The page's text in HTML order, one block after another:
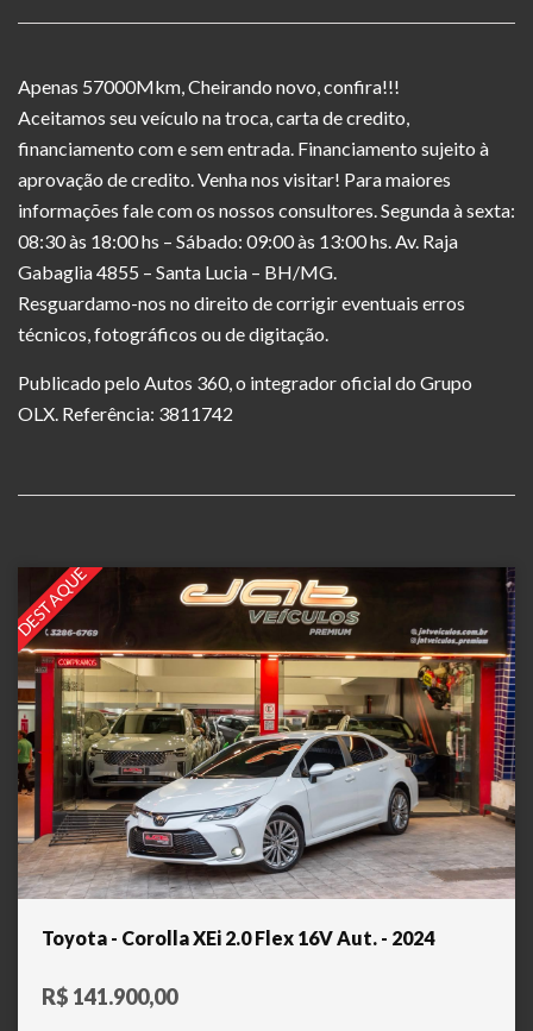
Apenas 57000Mkm, Cheirando novo, confira!!!
Aceitamos seu veículo na troca, carta de credito,
financiamento com e sem entrada. Financiamento sujeito à
aprovação de credito. Venha nos visitar! Para maiores
informações fale com os nossos consultores. Segunda à sexta:
08:30 às 18:00 hs – Sábado: 09:00 às 13:00 hs. Av. Raja
Gabaglia 4855 – Santa Lucia – BH/MG.
Resguardamo-nos no direito de corrigir eventuais erros
técnicos, fotográficos ou de digitação.
Publicado pelo Autos 360, o integrador oficial do Grupo
OLX. Referência: 3811742
DESTAQUE
Toyota - Corolla XEi 2.0 Flex 16V Aut. - 2024
R$ 141.900,00